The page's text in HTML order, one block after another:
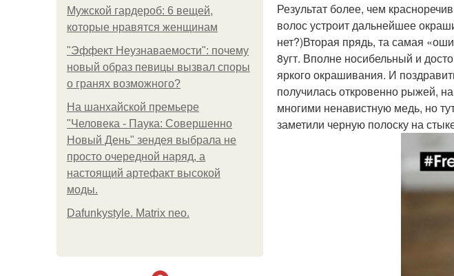
Мужской гардероб: 6 вещей,
которые нравятся женщинам
"Эффект Неузнаваемости": почему
новый образ певицы вызвал споры
о гранях возможного?
На шанхайской премьере
"Человека - Паука: Совершенно
Новый День" зендея выбрала не
просто очередной наряд, а
настоящий артефакт высокой
моды.
Dafunkystyle. Matrix neo.
Результат более, чем
волос устроит дальнейшее
нет?)Вторая прядь, та самая
8угт. Вполне носибельный и
яркого окрашивания. И
получилась откровенно рыжей,
многими ненавистную медь, но
заметили черную полоску на